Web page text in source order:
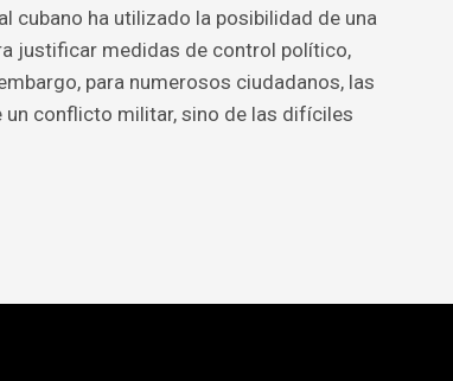
cubano ha utilizado la posibilidad de una
justificar medidas de control político,
para numerosos ciudadanos, las
un conflicto militar, sino de las difíciles